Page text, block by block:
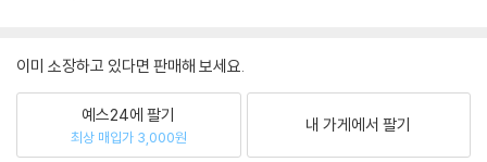
이미 소장하고 있다면 판매해 보세요.
예스24에 팔기
최상 매입가 3,000원
내 가게에서 팔기